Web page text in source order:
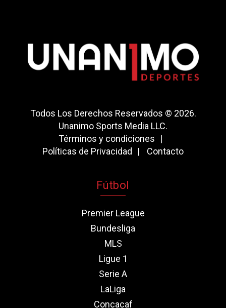
Todos Los Derechos Reservados © 2026.
Unanimo Sports Media LLC.
Términos y condiciones
Políticas de Privacidad
Contacto
Fútbol
Premier League
Bundesliga
MLS
Ligue 1
Serie A
LaLiga
Concacaf